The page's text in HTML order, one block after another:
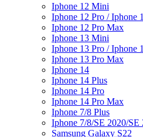
Iphone 12 Mini
Iphone 12 Pro / Iphone
Iphone 12 Pro Max
Iphone 13 Mini
Iphone 13 Pro / Iphone
Iphone 13 Pro Max
Iphone 14
Iphone 14 Plus
Iphone 14 Pro
Iphone 14 Pro Max
Iphone 7/8 Plus
Iphone 7/8/SE 2020/SE
Samsung Galaxy S22